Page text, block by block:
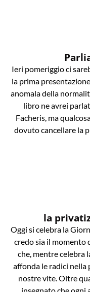
Ieri pomeriggio ci
la prima
anomala della
libro ne avrei
Facheris, ma
dovuto cancellare la
la
Oggi si celebra la
credo sia il momento
che, mentre celebra
affonda le radici
nostre vite. Oltre